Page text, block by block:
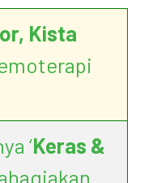
Kista
‘Keras &